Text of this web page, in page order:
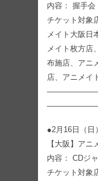
内容： 握手会
チケット対象
メイト大阪日
メイト枚方店
布施店、アニ
店、アニメイ
●2月16日（
【大阪】ア
内容： CDジ
チケット対象